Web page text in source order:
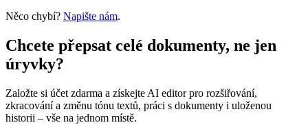
Něco chybí? Napište nám.
Chcete přepsat celé dokumenty, ne jen
úryvky?
Založte si účet zdarma a získejte AI editor pro rozšiřování,
zkracování a změnu tónu textů, práci s dokumenty i uloženou
historii – vše na jednom místě.